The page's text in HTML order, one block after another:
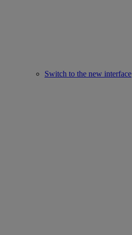
Switch to the new interface